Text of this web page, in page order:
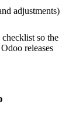
adjustments)
so the
releases